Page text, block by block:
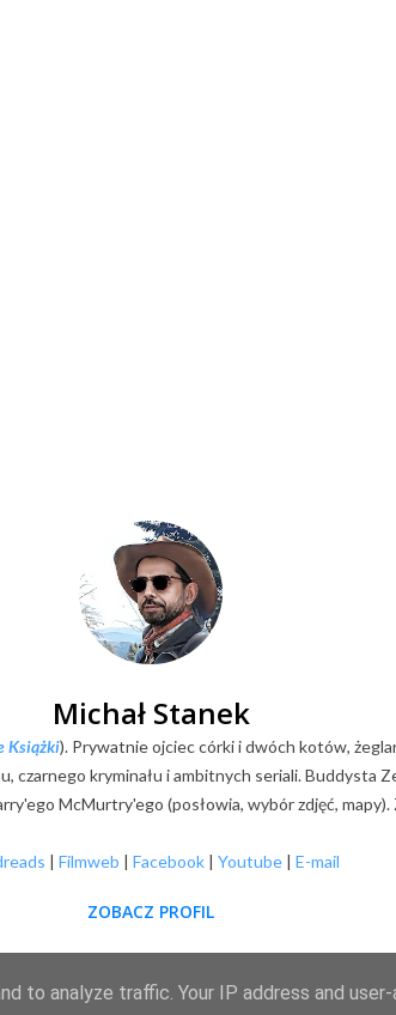
Michał Stanek
Książki). Prywatnie ojciec córki i dwóch kotów,
czarnego kryminału i ambitnych seriali.
McMurtry'ego (posłowia, wybór zdjęć,
| Filmweb | Facebook | Youtube | E-mail
ZOBACZ PROFIL
przez usługę Blogger
to analyze traffic. Your IP address and